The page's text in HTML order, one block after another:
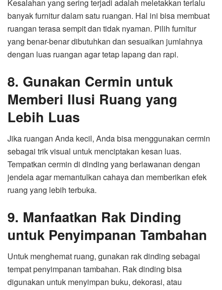
Kesalahan yang sering terjadi adalah meletakkan terlalu
banyak furnitur dalam satu ruangan. Hal ini bisa membuat
ruangan terasa sempit dan tidak nyaman. Pilih furnitur
yang benar-benar dibutuhkan dan sesuaikan jumlahnya
dengan luas ruangan agar tetap lapang dan rapi.
8. Gunakan Cermin untuk
Memberi Ilusi Ruang yang
Lebih Luas
Jika ruangan Anda kecil, Anda bisa menggunakan cermin
sebagai trik visual untuk menciptakan kesan luas.
Tempatkan cermin di dinding yang berlawanan dengan
jendela agar memantulkan cahaya dan memberikan efek
ruang yang lebih terbuka.
9. Manfaatkan Rak Dinding
untuk Penyimpanan Tambahan
Untuk menghemat ruang, gunakan rak dinding sebagai
tempat penyimpanan tambahan. Rak dinding bisa
digunakan untuk menyimpan buku, dekorasi, atau